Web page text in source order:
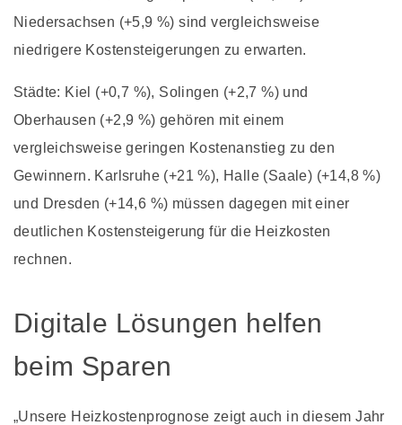
Niedersachsen (+5,9 %) sind vergleichsweise
niedrigere Kostensteigerungen zu erwarten.
Städte: Kiel (+0,7 %), Solingen (+2,7 %) und
Oberhausen (+2,9 %) gehören mit einem
vergleichsweise geringen Kostenanstieg zu den
Gewinnern. Karlsruhe (+21 %), Halle (Saale) (+14,8 %)
und Dresden (+14,6 %) müssen dagegen mit einer
deutlichen Kostensteigerung für die Heizkosten
rechnen.
Digitale Lösungen helfen
beim Sparen
„Unsere Heizkostenprognose zeigt auch in diesem Jahr